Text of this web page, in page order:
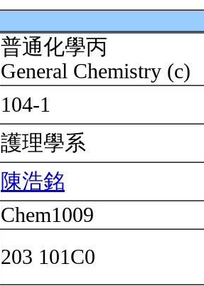
普通化學丙
General Chemistry (c)
104-1
護理學系
陳浩銘
Chem1009
203 101C0